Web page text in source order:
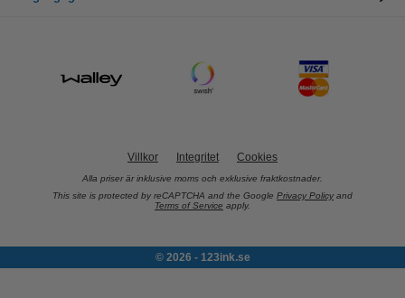
Villkor Integritet Cookies
Alla priser är inklusive moms och exklusive fraktkostnader.
This site is protected by reCAPTCHA and the Google Privacy Policy and
Terms of Service apply.
© 2026 - 123ink.se